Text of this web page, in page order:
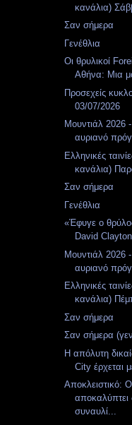
κανάλια)
Σαν σήμερα
Γενέθλια
Οι θρυλικοί
Αθήνα: Μια
Προσεχείς
03/07/2026
Μουντιάλ 2026
αυριανό
Ελληνικές
κανάλια)
Σαν σήμερα
Γενέθλια
«Έφυγε ο
David
Μουντιάλ 2026 -
αυριανό
Ελληνικές
κανάλια)
Σαν σήμερα
Σαν σήμερα
Η απόλυτη
City έρχεται
Αποκλειστικό:
αποκαλύπτει
συναυλί...